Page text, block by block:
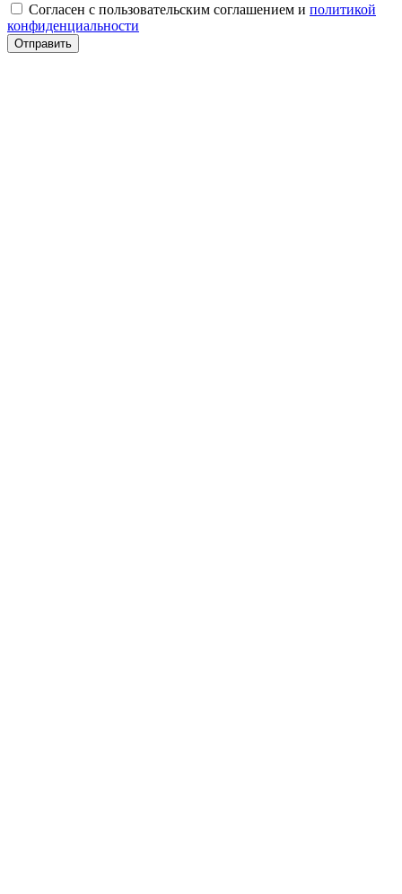
Согласен с пользовательским соглашением и политикой
конфиденциальности
Отправить